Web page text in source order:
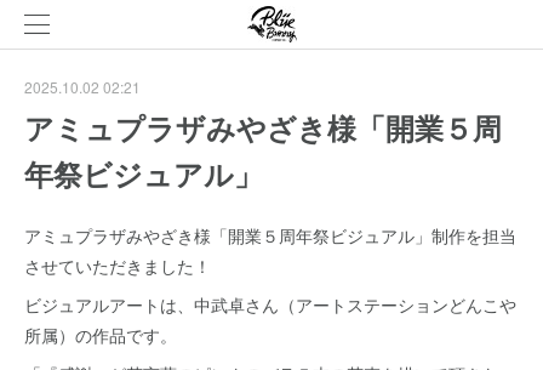
2025.10.02 02:21
アミュプラザみやざき様「開業５周
年祭ビジュアル」
アミュプラザみやざき様「開業５周年祭ビジュアル」制作を担当
させていただきました！
ビジュアルアートは、中武卓さん（アートステーションどんこや
所属）の作品です。